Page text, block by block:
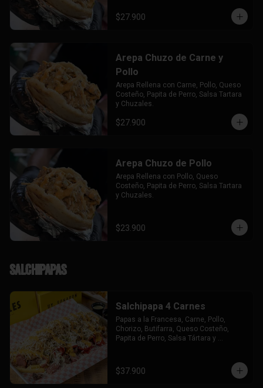
$27.900
Arepa Chuzo de Carne y
Pollo
Arepa Rellena con Carne, Pollo, Queso
Costeño, Papita de Perro, Salsa Tartara
y Chuzales.
$27.900
Arepa Chuzo de Pollo
Arepa Rellena con Pollo, Queso
Costeño, Papita de Perro, Salsa Tartara
y Chuzales.
$23.900
Salchipapas
Salchipapa 4 Carnes
Papas a la Francesa, Carne, Pollo,
Chorizo, Butifarra, Queso Costeño,
Papita de Perro, Salsa Tártara y
$37.900